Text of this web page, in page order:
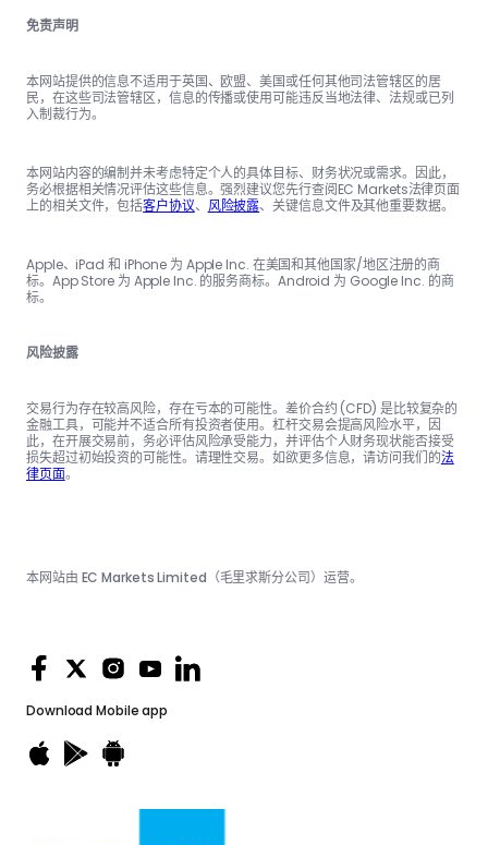
免责声明
本网站提供的信息不适用于英国、欧盟、美国或任何其他司法管辖区的居
民，在这些司法管辖区，信息的传播或使用可能违反当地法律、法规或已列
入制裁行为。
本网站内容的编制并未考虑特定个人的具体目标、财务状况或需求。因此，
务必根据相关情况评估这些信息。强烈建议您先行查阅EC Markets法律页面
上的相关文件，包括客户协议、 风险披露、关键信息文件及其他重要数据。
Apple、iPad 和 iPhone 为 Apple Inc. 在美国和其他国家/地区注册的商
标。App Store 为 Apple Inc. 的服务商标。Android 为 Google Inc. 的商
标。
风险披露
交易行为存在较高风险，存在亏本的可能性。差价合约 (CFD) 是比较复杂的
金融工具，可能并不适合所有投资者使用。杠杆交易会提高风险水平，因
此，在开展交易前，务必评估风险承受能力，并评估个人财务现状能否接受
损失超过初始投资的可能性。请理性交易。如欲更多信息，请访问我们的法
律页面。
Download Mobile app
本网站由 EC Markets Limited（毛里求斯分公司）运营。